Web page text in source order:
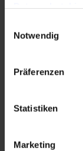
Notwendig
Präferenzen
Statistiken
Marketing
Übersicht: Der
Wo steht
Das
Die GuD